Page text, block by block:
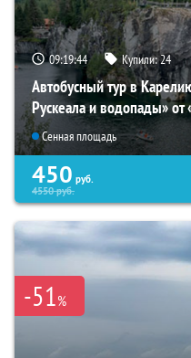
09:19:43 Купили:24
Автобусный тур в
Рускеала и водопады» от
Сенная площадь
450 руб.
4550руб.
-51%